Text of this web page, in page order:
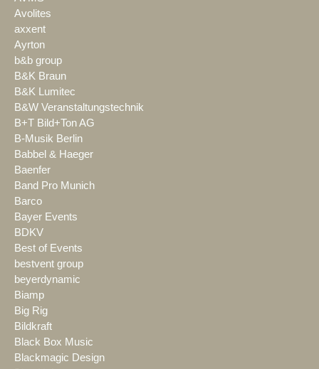
Avolites
axxent
Ayrton
b&b group
B&K Braun
B&K Lumitec
B&W Veranstaltungstechnik
B+T Bild+Ton AG
B-Musik Berlin
Babbel & Haeger
Baenfer
Band Pro Munich
Barco
Bayer Events
BDKV
Best of Events
bestvent group
beyerdynamic
Biamp
Big Rig
Bildkraft
Black Box Music
Blackmagic Design